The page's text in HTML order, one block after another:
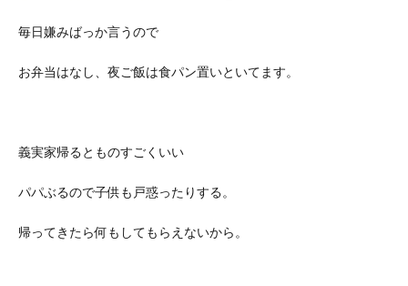
毎日嫌みばっか言うので
お弁当はなし、夜ご飯は食パン置いといてます。
義実家帰るとものすごくいい
パパぶるので子供も戸惑ったりする。
帰ってきたら何もしてもらえないから。